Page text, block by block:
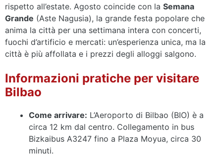
rispetto all’estate. Agosto coincide con la Semana
Grande (Aste Nagusia), la grande festa popolare che
anima la città per una settimana intera con concerti,
fuochi d’artificio e mercati: un’esperienza unica, ma la
città è più affollata e i prezzi degli alloggi salgono.
Informazioni pratiche per visitare
Bilbao
Come arrivare: L’Aeroporto di Bilbao (BIO) è a
circa 12 km dal centro. Collegamento in bus
Bizkaibus A3247 fino a Plaza Moyua, circa 30
minuti.